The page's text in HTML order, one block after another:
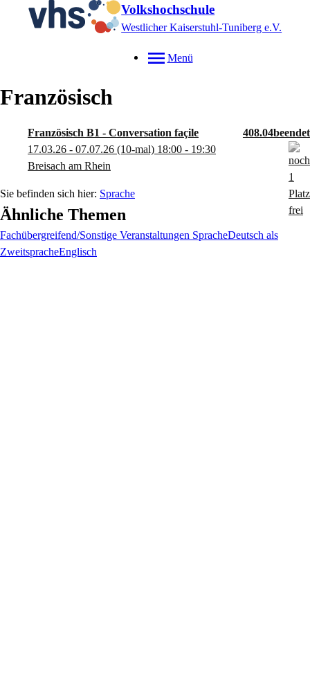
Volkshochschule
Westlicher Kaiserstuhl-Tuniberg e.V.
Menü
Französisch
Französisch B1 - Conversation façile
408.04
17.03.26 - 07.07.26 (10-mal) 18:00 - 19:30
Breisach am Rhein
Sprache
Ähnliche Themen
Fachübergreifend/Sonstige Veranstaltungen SpracheDeutsch als
ZweitspracheEnglisch